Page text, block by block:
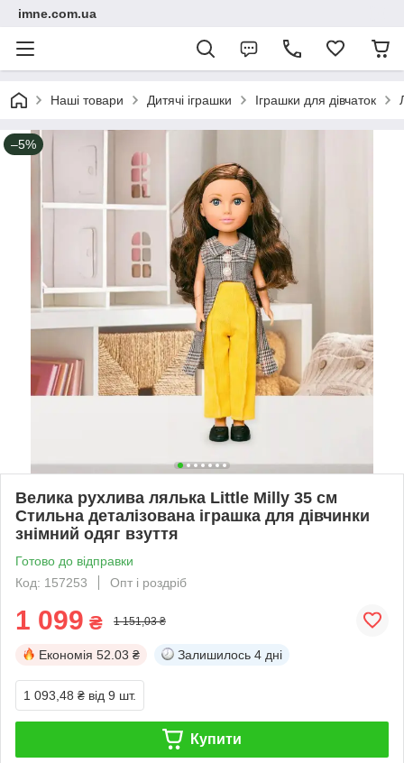
imne.com.ua
Наші товари Дитячі іграшки Іграшки для дівчаток
–5%
Велика рухлива лялька Little Milly 35 см
Стильна деталізована іграшка для дівчинки
знімний одяг взуття
Готово до відправки
Код: 157253
Опт і роздріб
1 099 ₴ 1 151,03 ₴
Економія 52.03 ₴ Залишилось 4 дні
1 093,48 ₴ від 9 шт.
Купити